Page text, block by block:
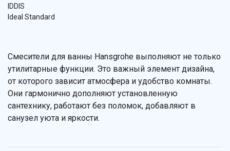
IDDIS
Ideal Standard
Смесители для ванны Hansgrohe выполняют не только
утилитарные функции. Это важный элемент дизайна,
от которого зависит атмосфера и удобство комнаты.
Они гармонично дополняют установленную
сантехнику, работают без поломок, добавляют в
санузел уюта и яркости.